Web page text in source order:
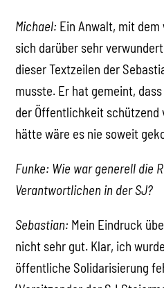
Michael: Ein Anwalt, mit
sich darüber sehr
dieser Textzeilen der
musste. Er hat gemeint,
der Öffentlichkeit schützend
hätte wäre es nie soweit
Funke: Wie war generell die
Verantwortlichen in der SJ?
Sebastian: Mein Eindruck
nicht sehr gut. Klar, ich
öffentliche Solidarisierung